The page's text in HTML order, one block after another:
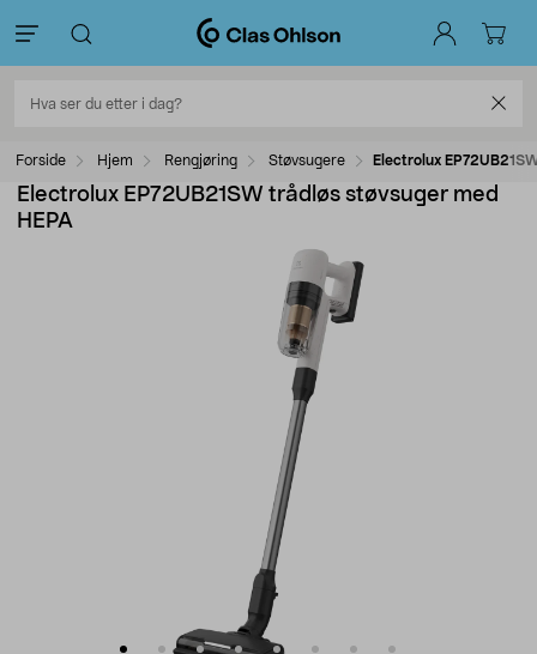
Forside Hjem Rengjøring Støvsugere Electrolux
Electrolux EP72UB21SW trådløs støvsuger med
HEPA